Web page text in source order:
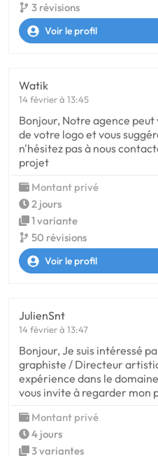
3 révisions
Voir le profil
Watik
14 février à 13:45
Bonjour, Notre agence
de votre logo et vous
n'hésitez pas à nous
projet
Montant privé
2 jours
1 variante
50 révisions
Voir le profil
JulienSnt
14 février à 13:47
Bonjour, Je suis intéressé
graphiste / Directeur
expérience dans le
vous invite à regarder mon
Montant privé
4 jours
3 variantes